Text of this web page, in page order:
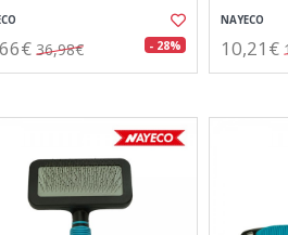
36,98€ - 28%
NAYECO
10,21€